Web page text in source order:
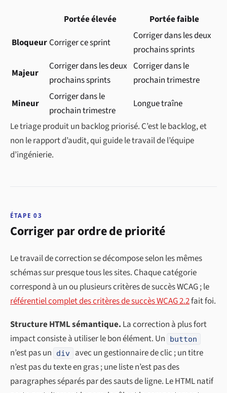
Portée élevée
Portée faible
BloqueurCorriger ce sprint
Corriger dans les deux
prochains sprints
Majeur
Corriger dans les deux
prochains sprints
Corriger dans le
prochain trimestre
Mineur
Corriger dans le
prochain trimestre
Longue traîne
Le triage produit un backlog priorisé. C’est le backlog, et
non le rapport d’audit, qui guide le travail de l’équipe
d’ingénierie.
ÉTAPE 03
Corriger par ordre de priorité
Le travail de correction se décompose selon les mêmes
schémas sur presque tous les sites. Chaque catégorie
correspond à un ou plusieurs critères de succès WCAG ; le
référentiel complet des critères de succès WCAG 2.2fait foi.
Structure HTML sémantique. La correction à plus fort
impact consiste à utiliser le bon élément. Un
button
n’est pas un div
avec un gestionnaire de clic ; un titre
n’est pas du texte en gras ; une liste n’est pas des
paragraphes séparés par des sauts de ligne. Le HTML natif